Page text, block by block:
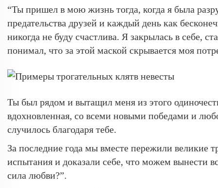
“Ты пришел в мою жизнь тогда, когда я была
предательства друзей и каждый день как
никогда не буду счастлива. Я закрылась в себе,
понимал, что за этой маской скрывается моя
Ты был рядом и вытащил меня из этого
вдохновленная, со всеми новыми победами и
случилось благодаря тебе.
За последние года мы вместе пережили
испытания и доказали себе, что можем вынести
сила любви?”.